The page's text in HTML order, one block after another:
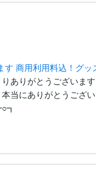
商用利用料込！グッ
ありがとうございます
当にありがとうござい